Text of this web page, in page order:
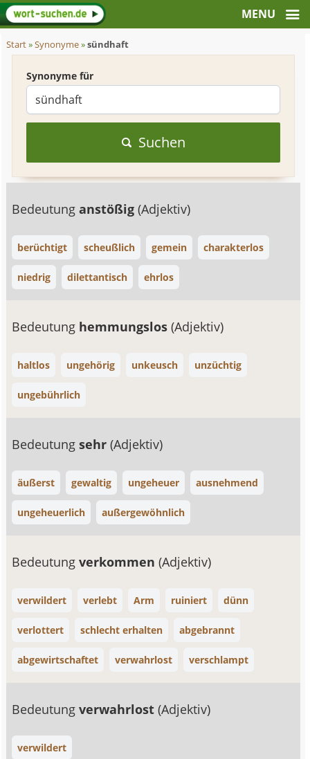
Start»Synonyme»sündhaft
Synonyme für
Suchen
Bedeutunganstößig(Adjektiv)
berüchtigt scheußlich gemein charakterlos
niedrig dilettantisch ehrlos
Bedeutung hemmungslos(Adjektiv)
haltlos ungehörig unkeusch unzüchtig
ungebührlich
Bedeutungsehr(Adjektiv)
äußerst gewaltig ungeheuer ausnehmend
ungeheuerlich außergewöhnlich
Bedeutungverkommen(Adjektiv)
verwildert verlebt Arm ruiniert dünn
verlottert schlecht erhalten abgebrannt
abgewirtschaftet verwahrlost verschlampt
Bedeutungverwahrlost(Adjektiv)
verwildert